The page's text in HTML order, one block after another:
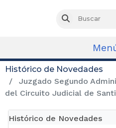
Buscar
Histórico de Novedades
Juzgado Segundo
del Circuito Judicial de
Histórico de Novedades